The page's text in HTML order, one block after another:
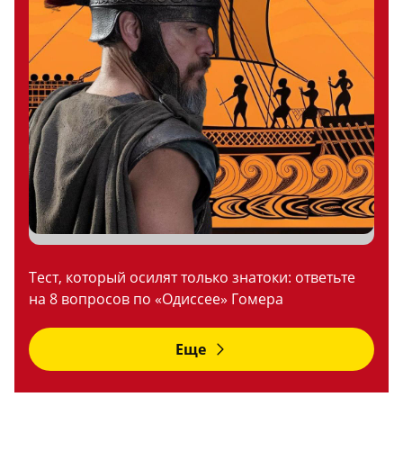
Тест, который осилят только знатоки: ответьте
на 8 вопросов по «Одиссее» Гомера
Еще